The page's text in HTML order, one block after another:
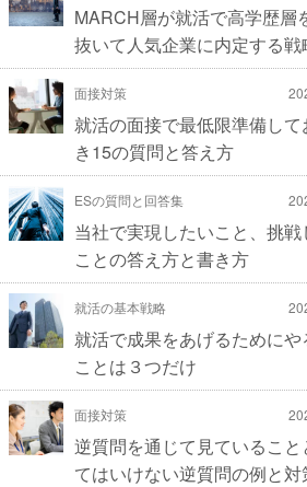
MARCH層が就活で高学歴層
抜いて人気企業に内定する戦
面接対策
就活の面接で最低限準備して
き15の質問と答え方
ESの質問と回答集
当社で実現したいこと、挑戦
ことの答え方と書き方
就活の基本戦略
就活で成果をあげるためにや
ことは３つだけ
面接対策
逆質問を通じて見ていること
てはいけない逆質問の例と対